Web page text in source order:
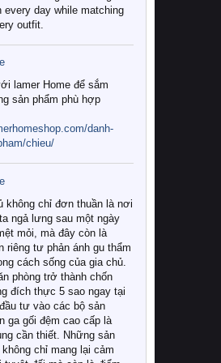
every day while matching
outfit.
lamer Home để sắm
sản phẩm phù hợp
danh-
chieu/
không chỉ đơn thuần là nơi
ngả lưng sau một ngày
mỏi, mà đây còn là
riêng tư phản ánh gu thẩm
cách sống của gia chủ.
phòng trở thành chốn
đích thực 5 sao ngay tại
tư vào các bộ sản
ga gối đệm cao cấp là
cần thiết. Những sản
chỉ mang lại cảm